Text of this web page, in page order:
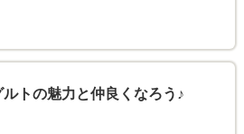
ルトの魅力と仲良くなろう♪